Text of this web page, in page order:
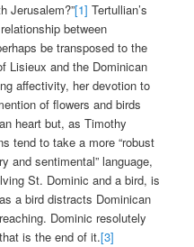
Jerusalem?”[1] Tertullian’s
between
be transposed to the
Lisieux and the Dominican
affectivity, her devotion to
of flowers and birds
heart but, as Timothy
tend to take a more “robust
and sentimental” language,
St. Dominic and a bird, is
a bird distracts Dominican
Dominic resolutely
is the end of it.[3]